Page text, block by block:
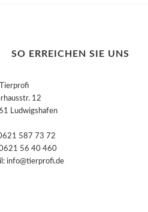
SO ERREICHEN SIE UNS
12
Ludwigshafen
0621 587 73 72
0621 56 40 460
info@tierprofi.de